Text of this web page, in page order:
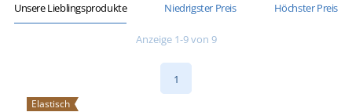
Unsere Lieblingsprodukte Niedrigster Preis Höchster Preis
Anzeige 1-9 von 9
1
Elastisch